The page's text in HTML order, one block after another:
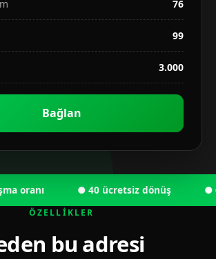
76
99
3.000
Bağlan
● 40 ücretsiz dönüş ●
ÖZELLIKLER
bu adresi